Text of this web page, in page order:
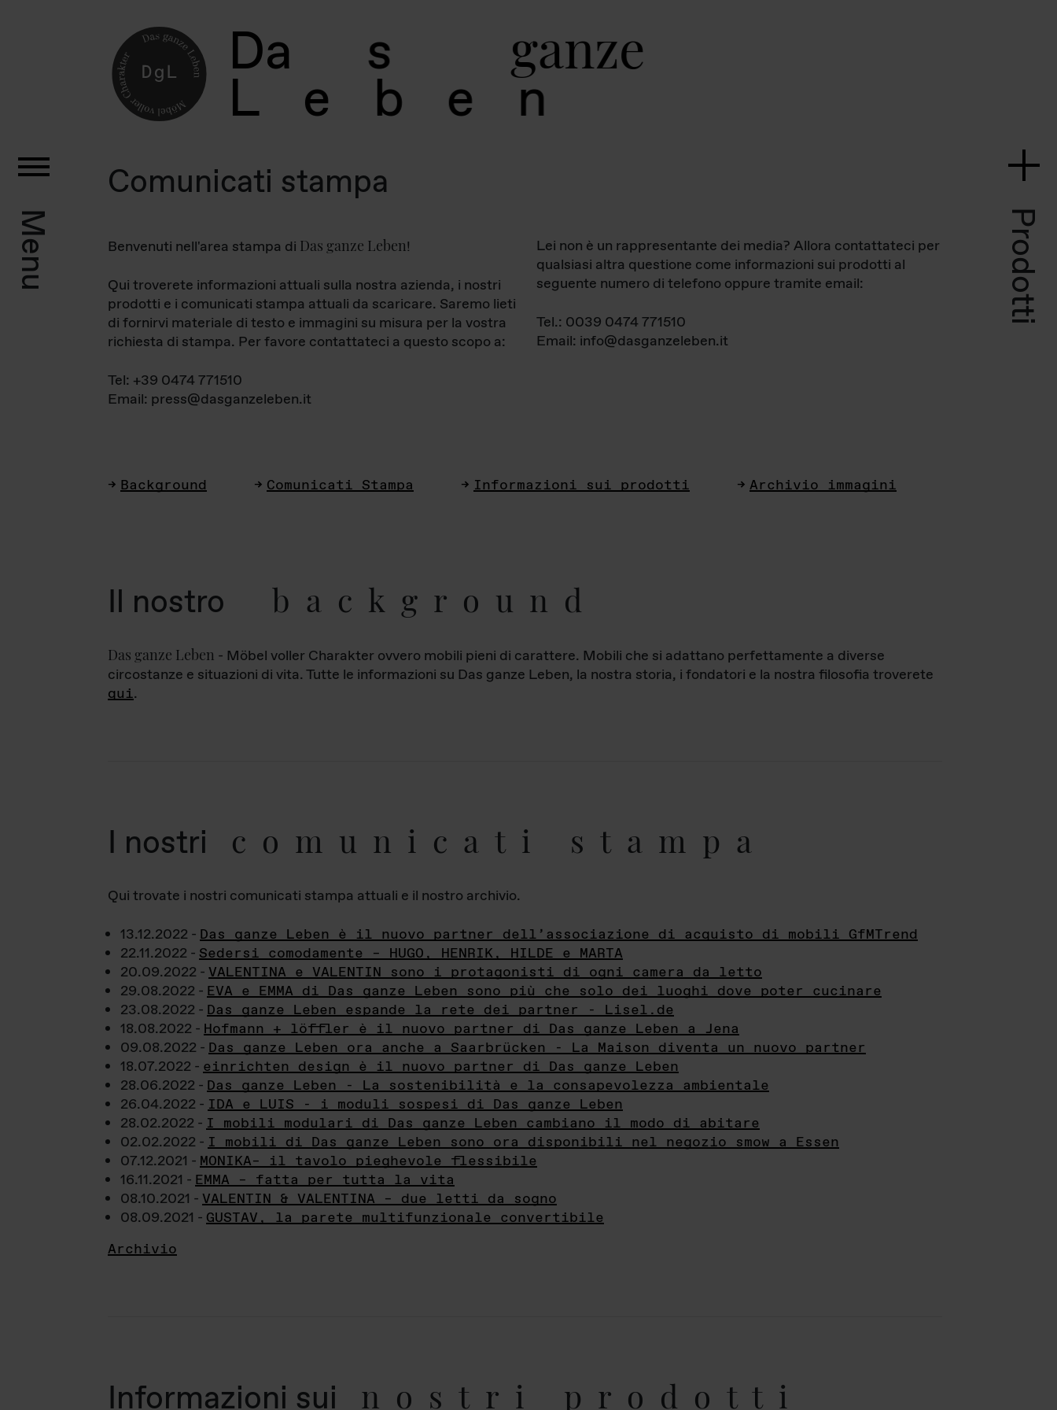
Da s ganz
L e b e
Menu Prodotti
Comunicati stampa
Benvenuti nell'area stampa di Das ganze Leben!
Qui troverete informazioni attuali sulla nostra azienda, i nostri
prodotti e i comunicati stampa attuali da scaricare. Saremo lieti
di fornirvi materiale di testo e immagini su misura per la vostra
richiesta di stampa. Per favore contattateci a questo scopo a:
Tel: +39 0474 771510
Email: press@dasganzeleben.it
Lei non è un rappresentante dei media? Allora contattateci per
qualsiasi altra questione come informazioni sui prodotti al
seguente numero di telefono oppure tramite email:
Tel.: 0039 0474 771510
Email: info@dasganzeleben.it
Background Comunicati Stampa Informazioni sui prodotti Archivio immagini
Il nostro background
Das ganze Leben - Möbel voller Charakter ovvero mobili pieni di carattere. Mobili che si adattano perfettamente a diverse
circostanze e situazioni di vita. Tutte le informazioni su Das ganze Leben, la nostra storia, i fondatori e la nostra filosofia troverete
qui.
I nostri comunicati stampa
Qui trovate i nostri comunicati stampa attuali e il nostro archivio.
13.12.2022 - Das ganze Leben è il nuovo partner dell’associazione di acquisto di mobili GfMTrend
22.11.2022 - Sedersi comodamente – HUGO, HENRIK, HILDE e MARTA
20.09.2022 - VALENTINA e VALENTIN sono i protagonisti di ogni camera da letto
29.08.2022 - EVA e EMMA di Das ganze Leben sono più che solo dei luoghi dove poter cucinare
23.08.2022 - Das ganze Leben espande la rete dei partner - Lisel.de
18.08.2022 - Hofmann + löffler è il nuovo partner di Das ganze Leben a Jena
09.08.2022 - Das ganze Leben ora anche a Saarbrücken - La Maison diventa un nuovo partner
18.07.2022 - einrichten design è il nuovo partner di Das ganze Leben
28.06.2022 - Das ganze Leben - La sostenibilità e la consapevolezza ambientale
26.04.2022 - IDA e LUIS - i moduli sospesi di Das ganze Leben
28.02.2022 - I mobili modulari di Das ganze Leben cambiano il modo di abitare
02.02.2022 - I mobili di Das ganze Leben sono ora disponibili nel negozio smow a Essen
07.12.2021 - MONIKA– il tavolo pieghevole flessibile
16.11.2021 - EMMA – fatta per tutta la vita
08.10.2021 - VALENTIN & VALENTINA – due letti da sogno
08.09.2021 - GUSTAV, la parete multifunzionale convertibile
Archivio
Informazioni sui nostri prodotti